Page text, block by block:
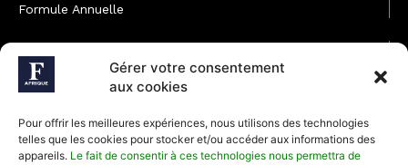
Gérer votre consentement
aux cookies
Pour offrir les meilleures expériences, nous utilisons des technologies
telles que les cookies pour stocker et/ou accéder aux informations des
appareils. Le fait de consentir à ces technologies nous permettra de
Formule Annuelle
JOINDRE L'ÉQUIPE
Rédaction
Développement commercial
Communiquer avec Forbes Afrique